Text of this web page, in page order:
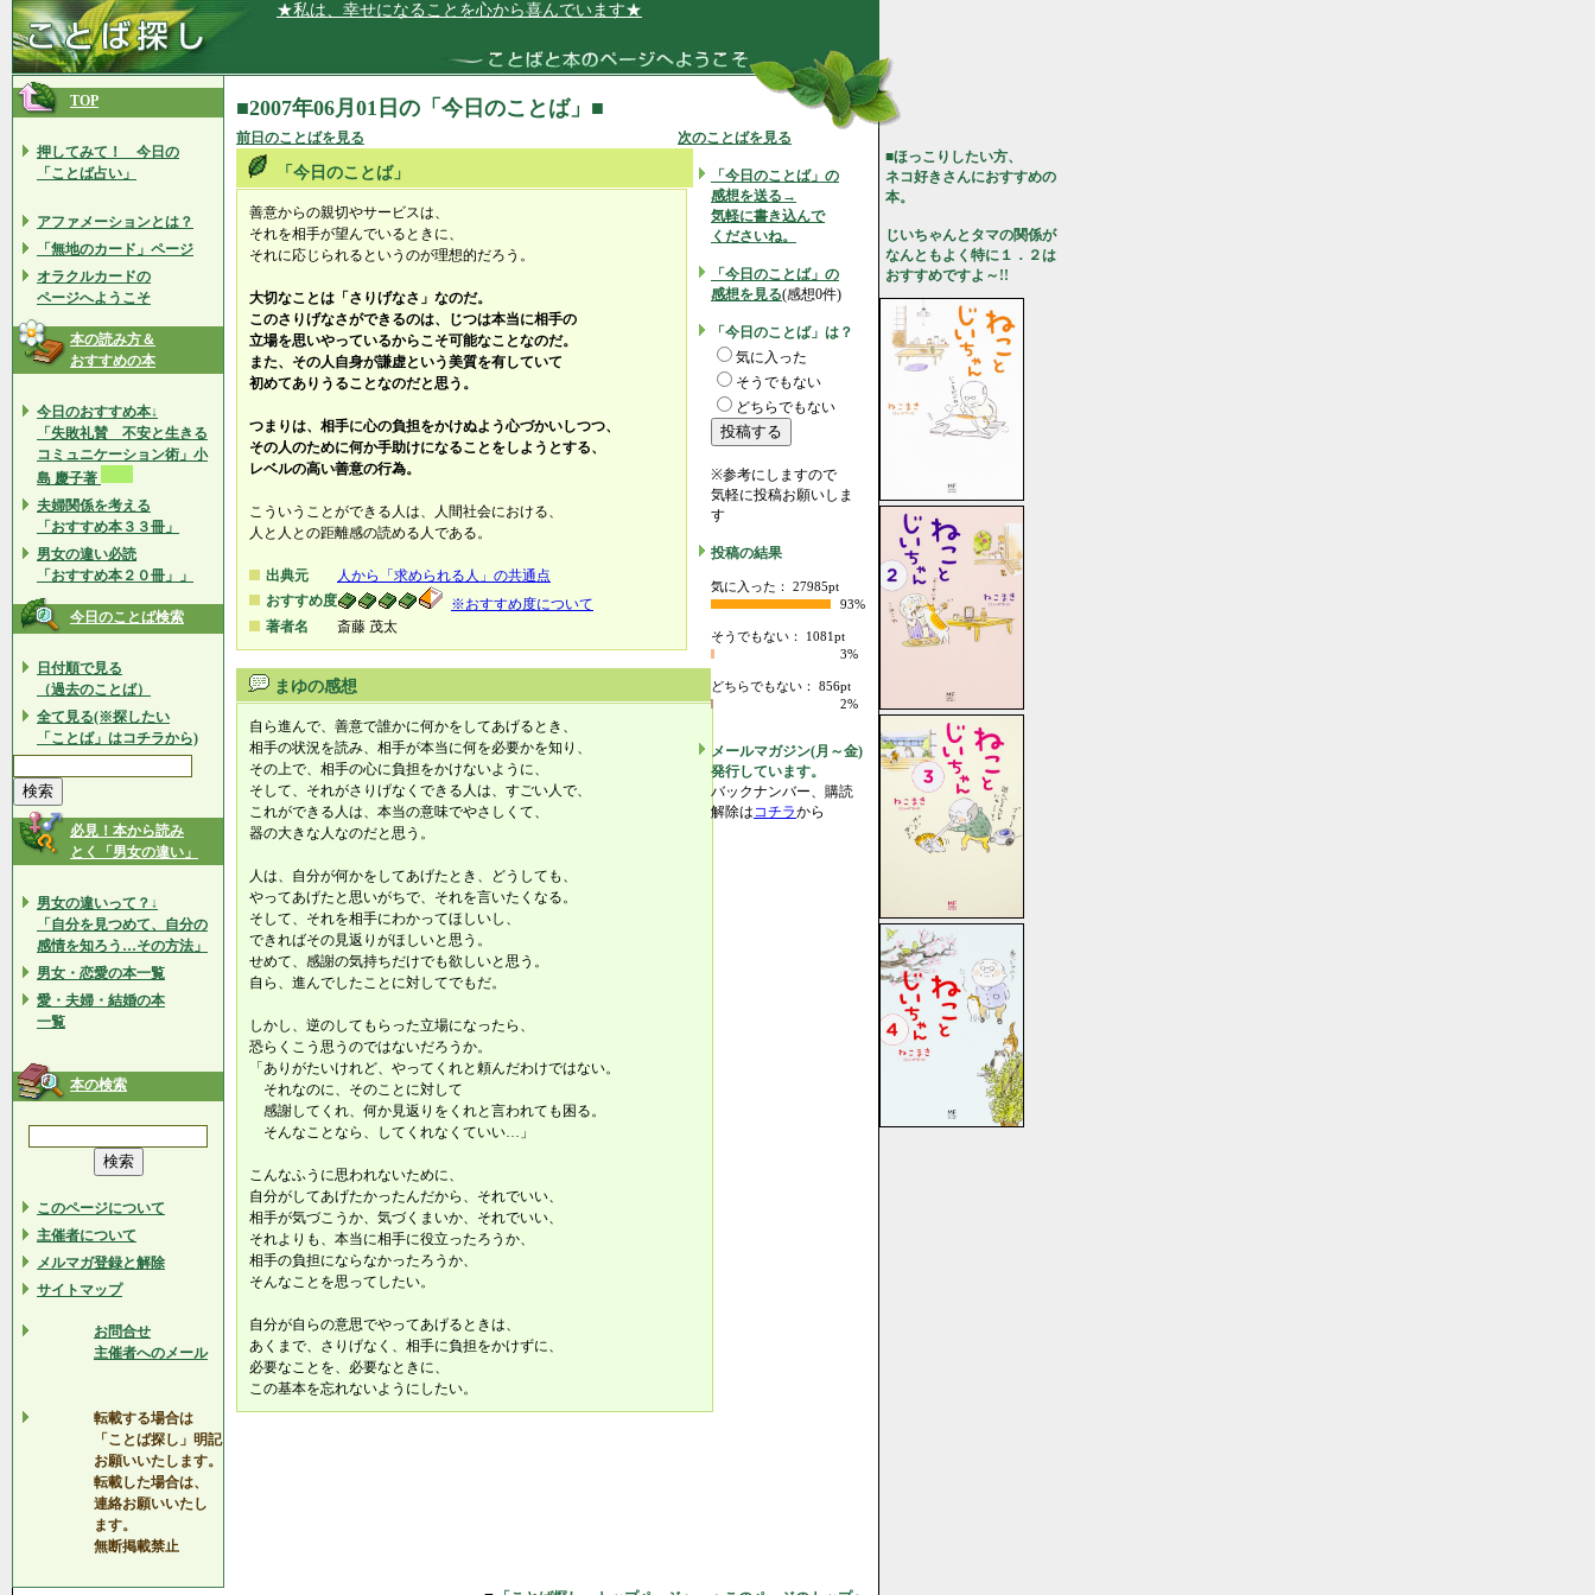
★私は、幸せになることを心から喜んでいます★
TOP
押してみて！ 今日の
「ことば占い」
アファメーションとは？
「無地のカード」ページ
オラクルカードの
ページへようこそ
本の読み方＆
おすすめの本
今日のおすすめ本↓
「失敗礼賛 不安と生きる
コミュニケーション術」小
島 慶子著
夫婦関係を考える
「おすすめ本３３冊」
男女の違い必読
「おすすめ本２０冊」」
今日のことば検索
日付順で見る
（過去のことば）
全て見る(※探したい
「ことば」はコチラから)
必見！本から読み
とく「男女の違い」
男女の違いって？↓
「自分を見つめて、自分の
感情を知ろう…その方法」
男女・恋愛の本一覧
愛・夫婦・結婚の本
一覧
本の検索
このページについて
主催者について
メルマガ登録と解除
サイトマップ
お問合せ
主催者へのメール
転載する場合は
「ことば探し」明記
お願いいたします。
転載した場合は、
連絡お願いいたし
ます。
無断掲載禁止
■2007年06月01日の「今日のことば」■
前日のことばを見る 次のことばを見る
「今日のことば」
善意からの親切やサービスは、
それを相手が望んでいるときに、
それに応じられるというのが理想的だろう。
大切なことは「さりげなさ」なのだ。
このさりげなさができるのは、じつは本当に相手の
立場を思いやっているからこそ可能なことなのだ。
また、その人自身が謙虚という美質を有していて
初めてありうることなのだと思う。
つまりは、相手に心の負担をかけぬよう心づかいしつつ、
その人のために何か手助けになることをしようとする、
レベルの高い善意の行為。
こういうことができる人は、人間社会における、
人と人との距離感の読める人である。
出典元
人から「求められる人」の共通点
おすすめ度
※おすすめ度について
著者名
斎藤 茂太
まゆの感想
自ら進んで、善意で誰かに何かをしてあげるとき、
相手の状況を読み、相手が本当に何を必要かを知り、
その上で、相手の心に負担をかけないように、
そして、それがさりげなくできる人は、すごい人で、
これができる人は、本当の意味でやさしくて、
器の大きな人なのだと思う。
人は、自分が何かをしてあげたとき、どうしても、
やってあげたと思いがちで、それを言いたくなる。
そして、それを相手にわかってほしいし、
できればその見返りがほしいと思う。
せめて、感謝の気持ちだけでも欲しいと思う。
自ら、進んでしたことに対してでもだ。
しかし、逆のしてもらった立場になったら、
恐らくこう思うのではないだろうか。
「ありがたいけれど、やってくれと頼んだわけではない。
それなのに、そのことに対して
感謝してくれ、何か見返りをくれと言われても困る。
そんなことなら、してくれなくていい…」
こんなふうに思われないために、
自分がしてあげたかったんだから、それでいい、
相手が気づこうか、気づくまいか、それでいい、
それよりも、本当に相手に役立ったろうか、
相手の負担にならなかったろうか、
そんなことを思ってしたい。
自分が自らの意思でやってあげるときは、
あくまで、さりげなく、相手に負担をかけずに、
必要なことを、必要なときに、
この基本を忘れないようにしたい。
「今日のことば」の
感想を送る→
気軽に書き込んで
くださいね。
「今日のことば」の
感想を見る(感想0件)
「今日のことば」は？
気に入った
そうでもない
どちらでもない
※参考にしますので
気軽に投稿お願いしま
す
投稿の結果
気に入った： 27985pt
93%
そうでもない： 1081pt
3%
どちらでもない： 856pt
2%
メールマガジン(月～金)
発行しています。
バックナンバー、購読
解除はコチラから
■ほっこりしたい方、
ネコ好きさんにおすすめの
本。
じいちゃんとタマの関係が
なんともよく特に１．２は
おすすめですよ～!!